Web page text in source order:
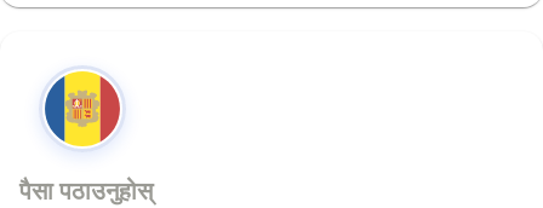
पैसा पठाउनुहोस्